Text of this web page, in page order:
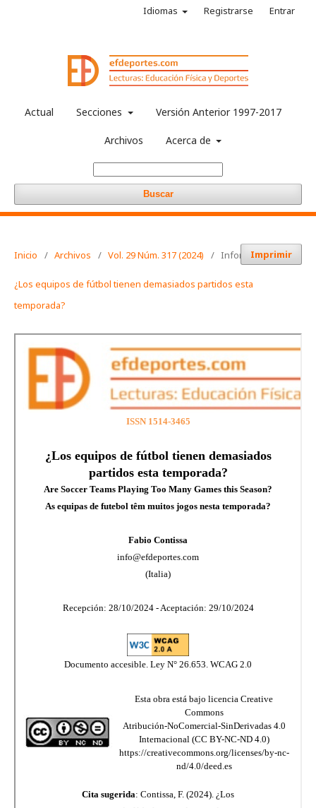
Actual Secciones Versión Anterior 1997-2017
Archivos Acerca de
Buscar
Idiomas Registrarse Entrar
Inicio / Archivos / Vol. 29 Núm. 317 (2024) / Informaciones
Imprimir
¿Los equipos de fútbol tienen demasiados partidos esta
temporada?